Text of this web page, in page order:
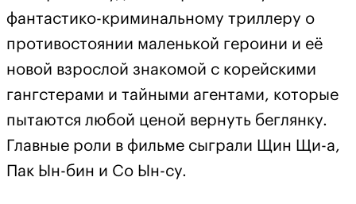
фантастико-криминальному триллеру о
противостоянии маленькой героини и её
новой взрослой знакомой с корейскими
гангстерами и тайными агентами, которые
пытаются любой ценой вернуть беглянку.
Главные роли в фильме сыграли Щин Щи-а,
Пак Ын-бин и Со Ын-су.